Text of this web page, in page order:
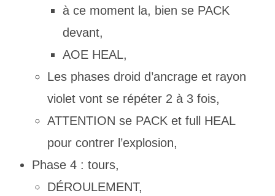
à ce moment la, bien se PACK
devant,
AOE HEAL,
Les phases droid d’ancrage et rayon
violet vont se répéter 2 à 3 fois,
ATTENTION se PACK et full HEAL
pour contrer l’explosion,
Phase 4 : tours,
DÉROULEMENT,